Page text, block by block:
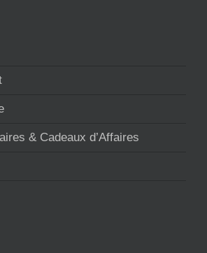
& Cadeaux d’Affaires